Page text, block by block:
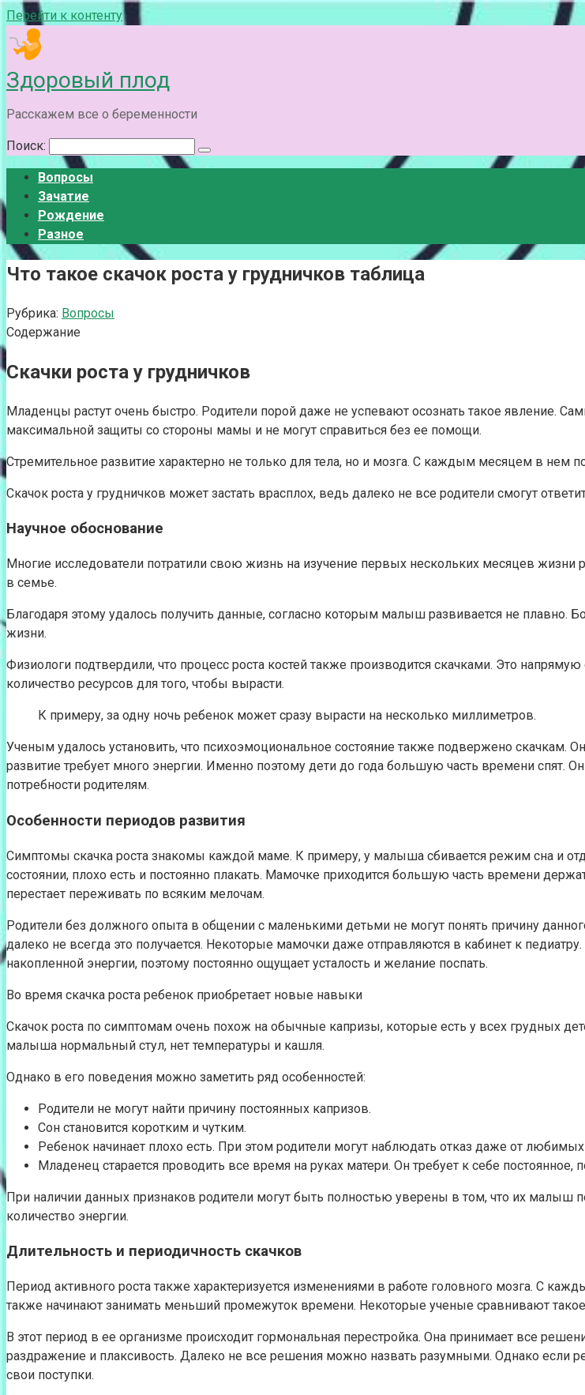
Перейти к контенту
Здоровый плод
Расскажем все о беременности
Поиск:
Вопросы
Зачатие
Рождение
Разное
Что такое скачок роста у грудничков таблица
Рубрика: Вопросы
Содержание
Скачки роста у грудничков
Младенцы растут очень быстро. Родители порой даже не успевают осознать такое явление.
максимальной защиты со стороны мамы и не могут справиться без ее помощи.
Стремительное развитие характерно не только для тела, но и мозга. С каждым месяцем в нем
Скачок роста у грудничков может застать врасплох, ведь далеко не все родители смогут
Научное обоснование
Многие исследователи потратили свою жизнь на изучение первых нескольких месяцев
в семье.
Благодаря этому удалось получить данные, согласно которым малыш развивается не плавно.
жизни.
Физиологи подтвердили, что процесс роста костей также производится скачками. Это
количество ресурсов для того, чтобы вырасти.
К примеру, за одну ночь ребенок может сразу вырасти на несколько миллиметров.
Ученым удалось установить, что психоэмоциональное состояние также подвержено скачкам.
развитие требует много энергии. Именно поэтому дети до года большую часть времени спят.
потребности родителям.
Особенности периодов развития
Симптомы скачка роста знакомы каждой маме. К примеру, у малыша сбивается режим сна и
состоянии, плохо есть и постоянно плакать. Мамочке приходится большую часть времени
перестает переживать по всяким мелочам.
Родители без должного опыта в общении с маленькими детьми не могут понять причину
далеко не всегда это получается. Некоторые мамочки даже отправляются в кабинет к
накопленной энергии, поэтому постоянно ощущает усталость и желание поспать.
Во время скачка роста ребенок приобретает новые навыки
Скачок роста по симптомам очень похож на обычные капризы, которые есть у всех грудных
малыша нормальный стул, нет температуры и кашля.
Однако в его поведения можно заметить ряд особенностей:
Родители не могут найти причину постоянных капризов.
Сон становится коротким и чутким.
Ребенок начинает плохо есть. При этом родители могут наблюдать отказ даже от
Младенец старается проводить все время на руках матери. Он требует к себе
При наличии данных признаков родители могут быть полностью уверены в том, что их малыш
количество энергии.
Длительность и периодичность скачков
Период активного роста также характеризуется изменениями в работе головного мозга. С
также начинают занимать меньший промежуток времени. Некоторые ученые сравнивают
В этот период в ее организме происходит гормональная перестройка. Она принимает все
раздражение и плаксивость. Далеко не все решения можно назвать разумными. Однако если
свои поступки.